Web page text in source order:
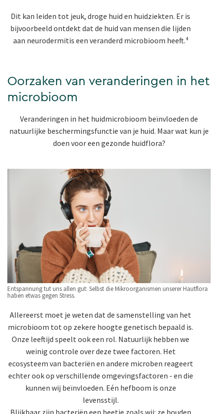
Dit kan leiden tot jeuk, droge huid en huidziekten. Er is
bijvoorbeeld ontdekt dat de huid van mensen die lijden
aan neurodermitis een veranderd microbioom heeft.⁴
Oorzaken van veranderingen in het
microbioom
Veranderingen in het huidmicrobioom beïnvloeden de
natuurlijke beschermingsfunctie van je huid. Maar wat kun je
doen voor een gezonde huidflora?
Entspannung tut uns allen gut: Selbst die Mikroorganismen unserer Hautflora
haben etwas gegen Stress.
Allereerst moet je weten dat de samenstelling van het
microbioom tot op zekere hoogte genetisch bepaald is.
Onze leeftijd speelt ook een rol. Natuurlijk hebben we
weinig controle over deze twee factoren. Het
ecosysteem van bacteriën en andere microben reageert
echter ook op verschillende omgevingsfactoren - en die
kunnen wij beïnvloeden. Eén hefboom is onze
levensstijl.
Blijkbaar zijn bacteriën een beetje zoals wij: ze houden